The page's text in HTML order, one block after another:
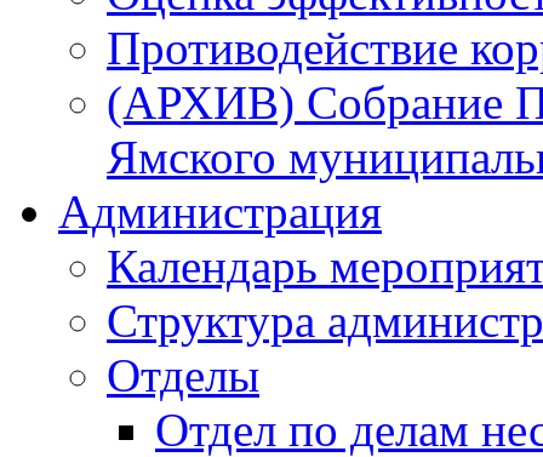
Противодействие
(АРХИВ) Собрание
Ямского
Администрация
Календарь
Структура
Отделы
Отдел по делам